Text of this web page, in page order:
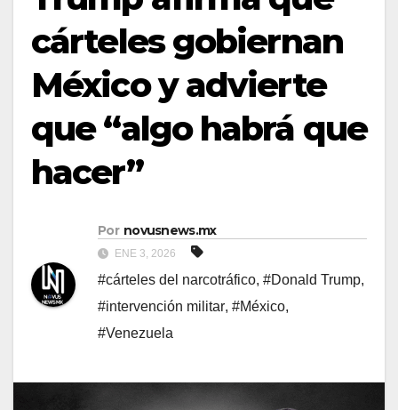
cárteles gobiernan
México y advierte
que “algo habrá que
hacer”
Por novusnews.mx
ENE 3, 2026
#cárteles del narcotráfico, #Donald Trump,
#intervención militar, #México,
#Venezuela